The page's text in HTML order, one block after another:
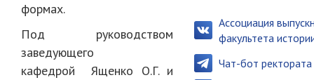
формах.
Под руководством
заведующего
кафедрой Ященко О.Г. и
Ассоциация
факультета
Чат-бот ректората